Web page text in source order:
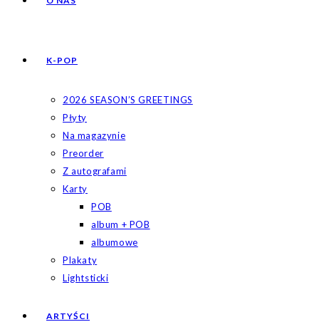
K-POP
2026 SEASON’S GREETINGS
Płyty
Na magazynie
Preorder
Z autografami
Karty
POB
album + POB
albumowe
Plakaty
Lightsticki
ARTYŚCI